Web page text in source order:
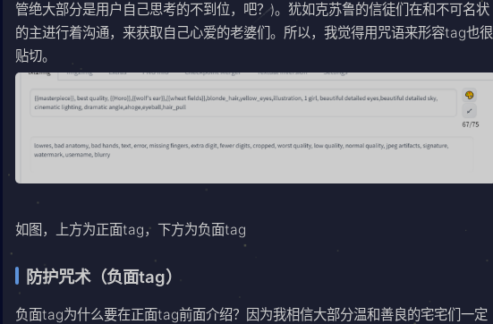
管绝大部分是用户自己思考的不到位，吧？)。犹如克苏鲁的信徒们在和不可名状
的主进行着沟通，来获取自己心爱的老婆们。所以，我觉得用咒语来形容tag也很
贴切。
如图，上方为正面tag，下方为负面tag
防护咒术（负面tag）
负面tag为什么要在正面tag前面介绍？因为我相信大部分温和善良的宅宅们一定